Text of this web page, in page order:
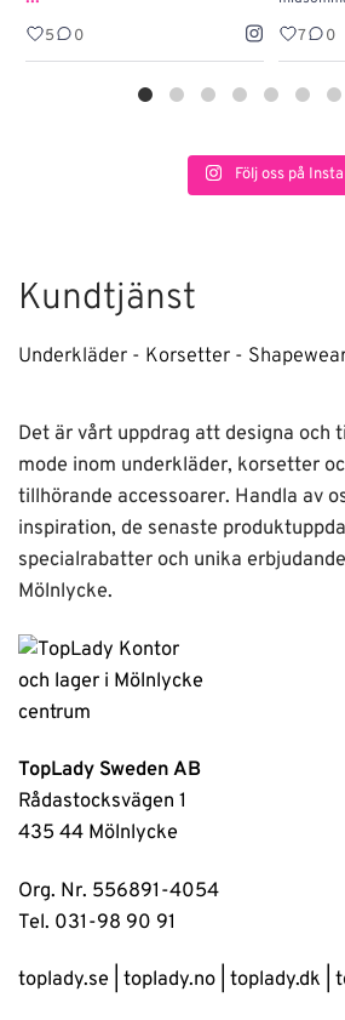
5 0 7 0
Följ oss på Insta
Kundtjänst
Underkläder - Korsetter -
Det är vårt uppdrag att designa och
mode inom underkläder, korsetter
tillhörande accessoarer. Handla av
inspiration, de senaste
specialrabatter och unika
Mölnlycke.
TopLady Sweden AB
Rådastocksvägen 1
435 44 Mölnlycke
Org. Nr. 556891-4054
Tel. 031-98 90 91
toplady.se toplady.no toplady.dk